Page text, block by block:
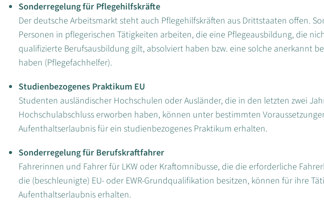
Sonderregelung für Pflegehilfskräfte
Der deutsche Arbeitsmarkt steht auch Pflegehilfskräften aus Drittstaaten offen.
Personen in pflegerischen Tätigkeiten arbeiten, die eine Pflegeausbildung, die
qualifizierte Berufsausbildung gilt, absolviert haben bzw. eine solche anerkannt
haben (Pflegefachhelfer).
Studienbezogenes Praktikum EU
Studenten ausländischer Hochschulen oder Ausländer, die in den letzten zwei
Hochschulabschluss erworben haben, können unter bestimmten
Aufenthaltserlaubnis für ein studienbezogenes Praktikum erhalten.
Sonderregelung für Berufskraftfahrer
Fahrerinnen und Fahrer für LKW oder Kraftomnibusse, die die erforderliche
die (beschleunigte) EU- oder EWR-Grundqualifikation besitzen, können für ihre
Aufenthaltserlaubnis erhalten.